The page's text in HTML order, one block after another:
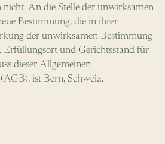
An die Stelle der unwirksamen
Bestimmung, die in ihrer
der unwirksamen Bestimmung
Erfüllungsort und Gerichtsstand für
dieser Allgemeinen
ist Bern, Schweiz.